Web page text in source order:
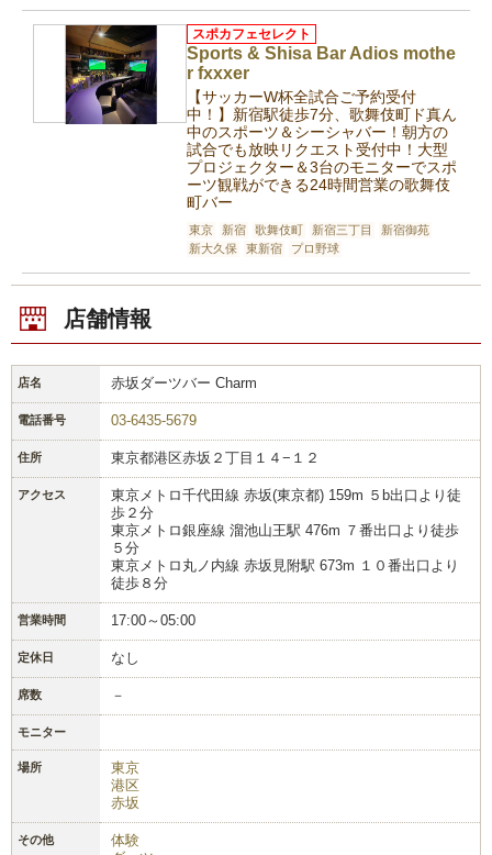
Sports & Shisa Bar Adios mothe
r fxxxer
スポカフェセレクト
【サッカーW杯全試合ご予約受付
中！】新宿駅徒歩7分、歌舞伎町ド真ん
中のスポーツ＆シーシャバー！朝方の
試合でも放映リクエスト受付中！大型
プロジェクター＆3台のモニターでスポ
ーツ観戦ができる24時間営業の歌舞伎
町バー
東京 新宿 歌舞伎町 新宿三丁目
新宿御苑
新大久保
東新宿 プロ野球
店舗情報
店名 赤坂ダーツバー Charm
電話番号 03-6435-5679
住所 東京都港区赤坂２丁目１４−１２
アクセス
東京メトロ千代田線 赤坂(東京都) 159m ５b出口より徒
歩２分
東京メトロ銀座線 溜池山王駅 476m ７番出口より徒歩
５分
東京メトロ丸ノ内線 赤坂見附駅 673m １０番出口より
徒歩８分
営業時間 17:00～05:00
定休日 なし
席数 －
モニター
場所
東京
港区
赤坂
その他
体験